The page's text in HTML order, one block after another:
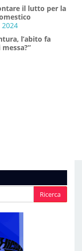
il lutto per la
2024
l’abito fa
Ricerca